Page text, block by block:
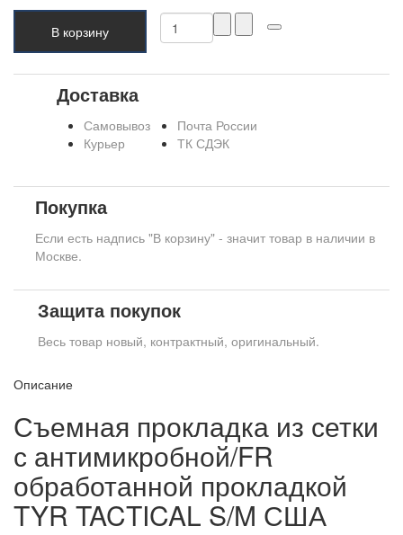
В корзину
Доставка
Самовывоз
Курьер
Почта России
ТК СДЭК
Покупка
Если есть надпись "В корзину" - значит товар в наличии в
Москве.
Защита покупок
Весь товар новый, контрактный, оригинальный.
Описание
Съемная прокладка из сетки
с антимикробной/FR
обработанной прокладкой
TYR TACTICAL S/M США